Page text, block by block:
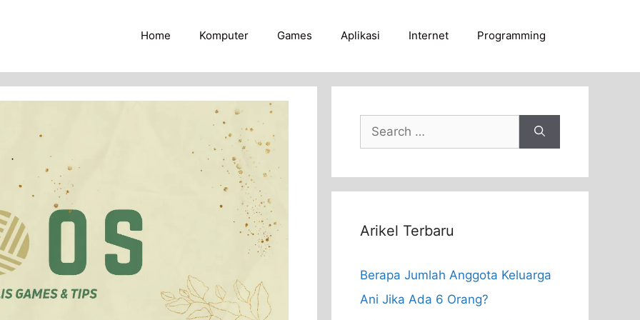
Home Komputer Games Aplikasi Internet Programming
Search
for:
Arikel Terbaru
Berapa Jumlah Anggota Keluarga
Ani Jika Ada 6 Orang?